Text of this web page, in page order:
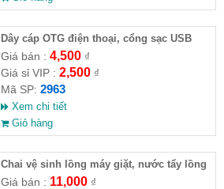
Dây cáp OTG điện thoại, cổng sạc USB
Giá bán : 4,500₫
Giá sỉ VIP : 2,500₫
Mã SP: 2963
Xem chi tiết
Giỏ hàng
Chai vệ sinh lồng máy giặt, nước tẩy lồng
máy giặt CLEANING FLUID
Giá bán : 11,000₫